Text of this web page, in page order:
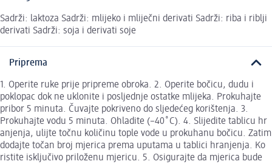
Sadrži: laktoza Sadrži: mlijeko i mliječni derivati Sadrži: riba i riblji
derivati Sadrži: soja i derivati soje
Priprema
1. Operite ruke prije pripreme obroka. 2. Operite bočicu, dudu i
poklopac dok ne uklonite i posljednje ostatke mlijeka. Prokuhajte
pribor 5 minuta. Čuvajte pokriveno do sljedećeg korištenja. 3.
Prokuhajte vodu 5 minuta. Ohladite (~40˚C). 4. Slijedite tablicu hr
anjenja, ulijte točnu količinu tople vode u prokuhanu bočicu. Zatim
dodajte točan broj mjerica prema uputama u tablici hranjenja. Ko
ristite isključivo priloženu mjericu. 5. Osigurajte da mjerica bude